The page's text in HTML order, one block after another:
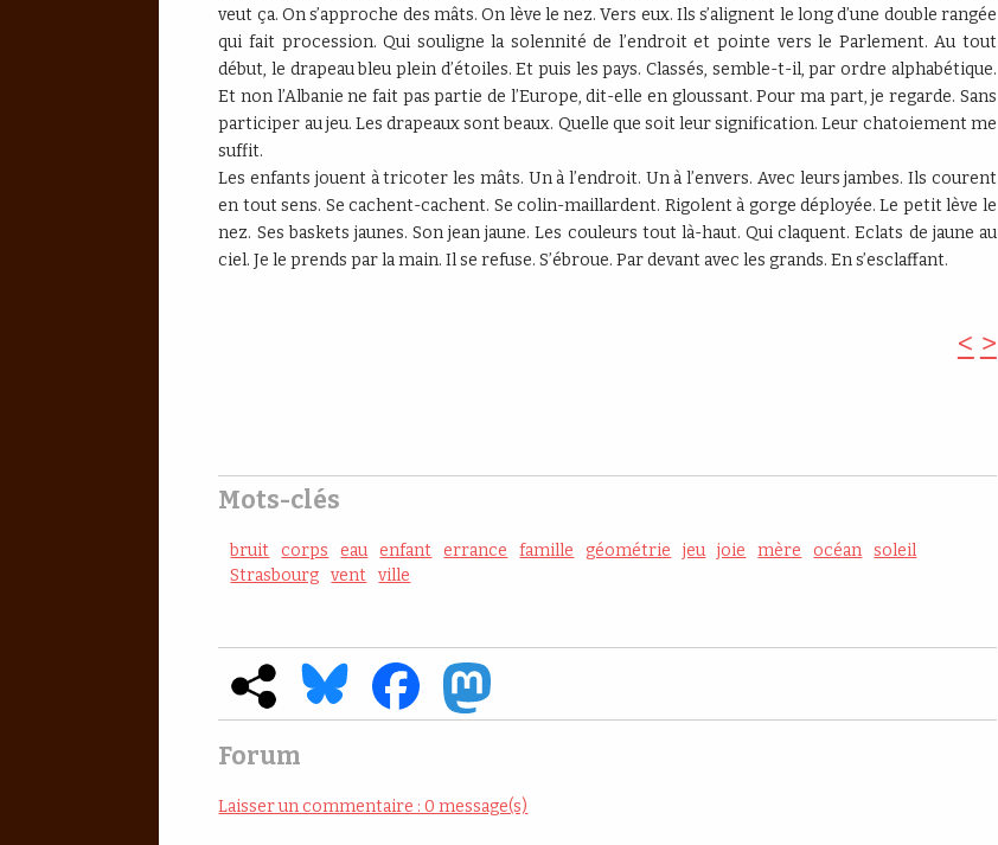
veut ça. On s’approche des mâts. On lève le nez. Vers eux. Ils s’alignent le long d’une double rangée
qui fait procession. Qui souligne la solennité de l’endroit et pointe vers le Parlement. Au tout
début, le drapeau bleu plein d’étoiles. Et puis les pays. Classés, semble-t-il, par ordre alphabétique.
Et non l’Albanie ne fait pas partie de l’Europe, dit-elle en gloussant. Pour ma part, je regarde. Sans
participer au jeu. Les drapeaux sont beaux. Quelle que soit leur signification. Leur chatoiement me
suffit.
Les enfants jouent à tricoter les mâts. Un à l’endroit. Un à l’envers. Avec leurs jambes. Ils courent
en tout sens. Se cachent-cachent. Se colin-maillardent. Rigolent à gorge déployée. Le petit lève le
nez. Ses baskets jaunes. Son jean jaune. Les couleurs tout là-haut. Qui claquent. Eclats de jaune au
ciel. Je le prends par la main. Il se refuse. S’ébroue. Par devant avec les grands. En s’esclaffant.
< >
Mots-clés
bruit corps eau enfant errance famille géométrie jeu joie mère océan
soleil
Strasbourg
vent ville
Forum
Laisser un commentaire : 0 message(s)